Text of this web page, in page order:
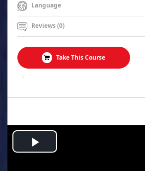
Language
Reviews (0)
Take This Course
.
Play